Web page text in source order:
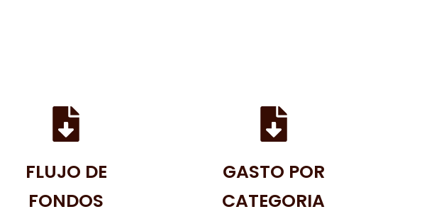
FLUJO DE
FONDOS
GASTO POR
CATEGORIA